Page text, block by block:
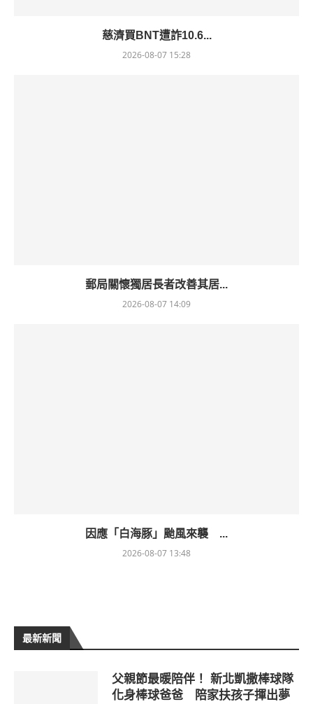
慈濟買BNT遭詐10.6...
2026-08-07 15:28
郵局關懷獨居長者改善其居...
2026-08-07 14:09
因應「白海豚」颱風來襲 ...
2026-08-07 13:48
最新新聞
父親節最暖陪伴！ 新北凱撒棒球隊
化身棒球爸爸 陪家扶孩子揮出夢